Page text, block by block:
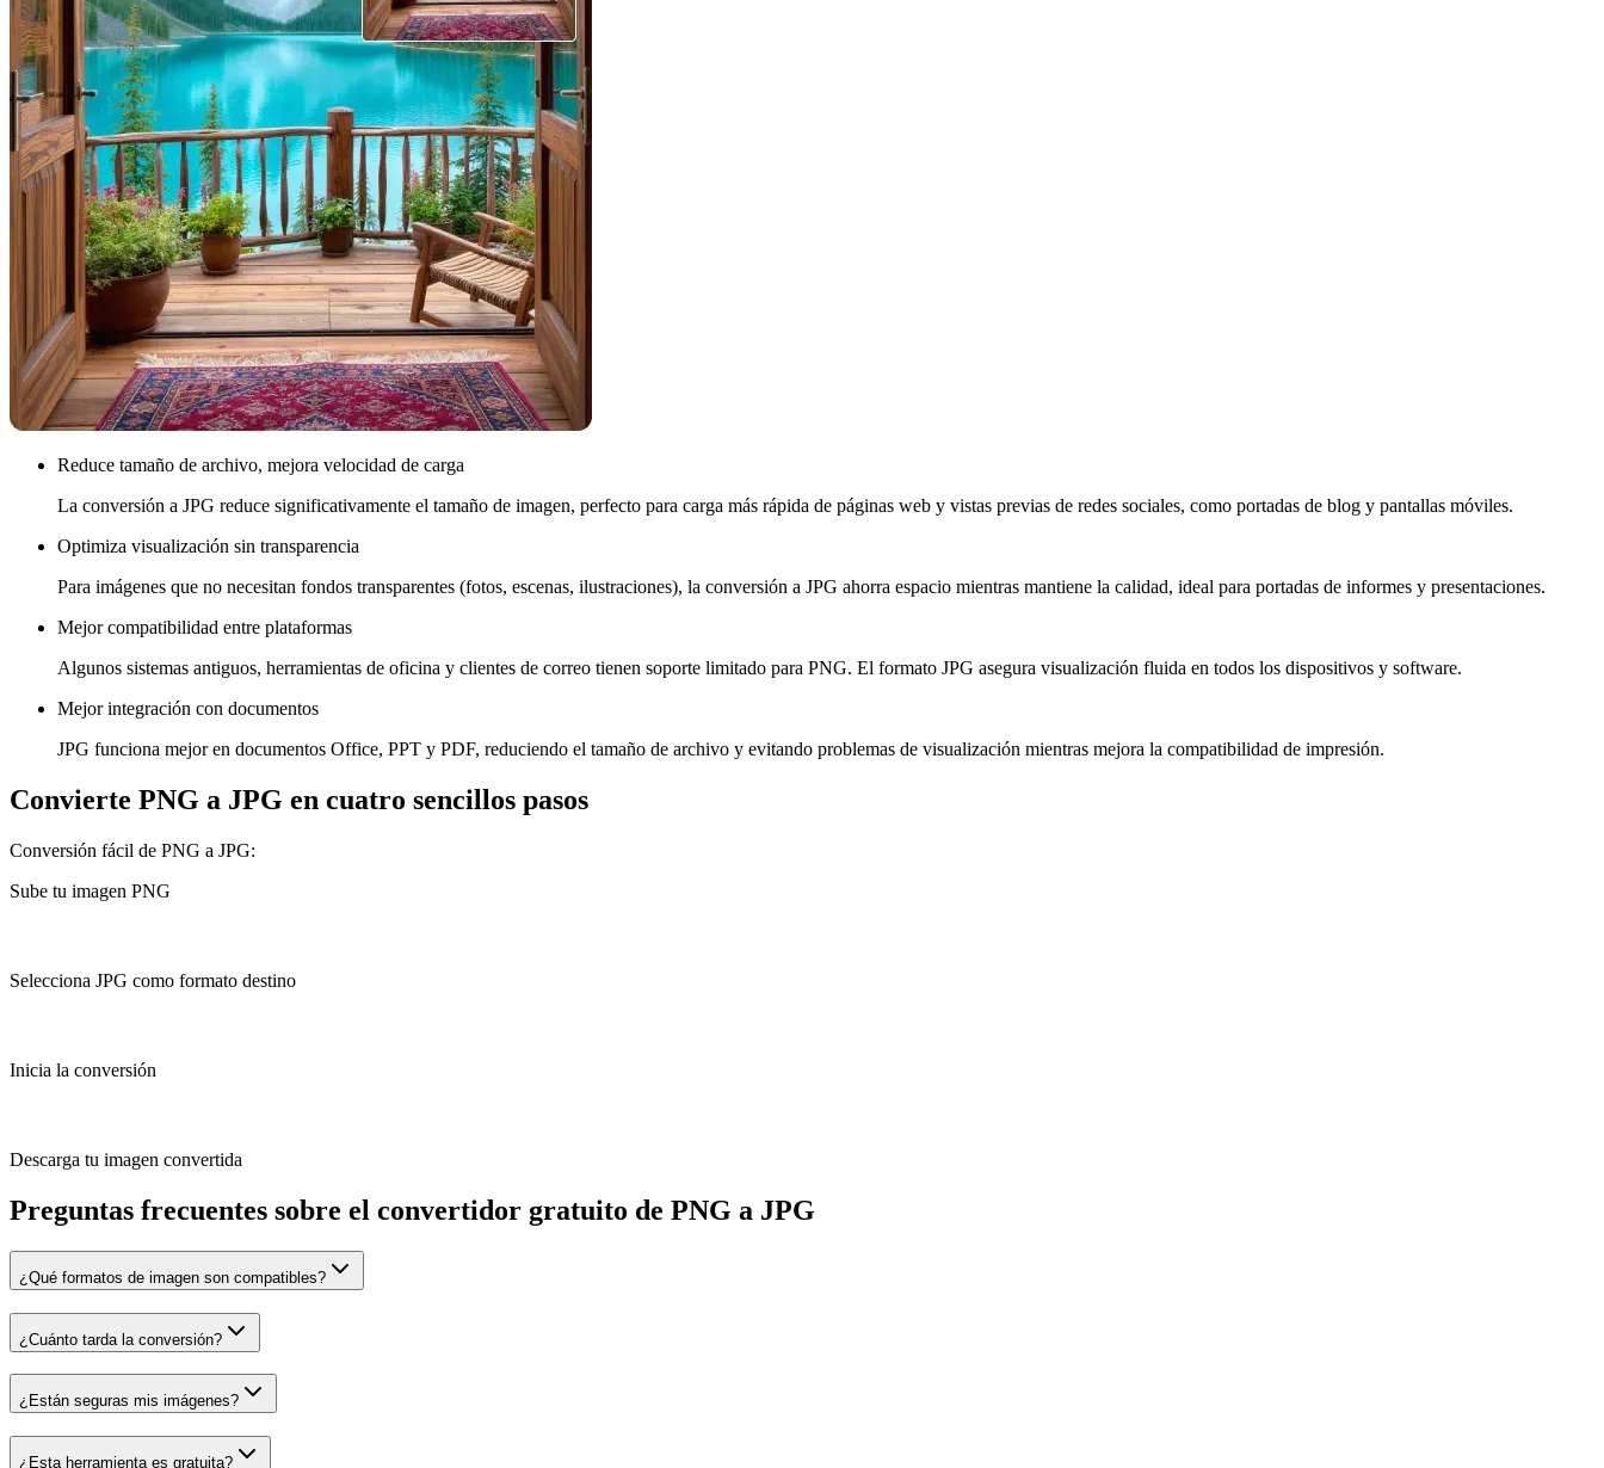
Reduce tamaño de archivo, mejora velocidad de carga
La conversión a JPG reduce significativamente el tamaño de imagen, perfecto para carga más rápida de páginas web y vistas previas de redes sociales, como portadas de blog y pantallas móviles.
Optimiza visualización sin transparencia
Para imágenes que no necesitan fondos transparentes (fotos, escenas, ilustraciones), la conversión a JPG ahorra espacio mientras mantiene la calidad, ideal para portadas de informes y presentaciones.
Mejor compatibilidad entre plataformas
Algunos sistemas antiguos, herramientas de oficina y clientes de correo tienen soporte limitado para PNG. El formato JPG asegura visualización fluida en todos los dispositivos y software.
Mejor integración con documentos
JPG funciona mejor en documentos Office, PPT y PDF, reduciendo el tamaño de archivo y evitando problemas de visualización mientras mejora la compatibilidad de impresión.
Convierte PNG a JPG en cuatro sencillos pasos
Conversión fácil de PNG a JPG:
Sube tu imagen PNG
Selecciona JPG como formato destino
Inicia la conversión
Descarga tu imagen convertida
Preguntas frecuentes sobre el convertidor gratuito de PNG a JPG
¿Qué formatos de imagen son compatibles?
¿Cuánto tarda la conversión?
¿Están seguras mis imágenes?
¿Esta herramienta es gratuita?